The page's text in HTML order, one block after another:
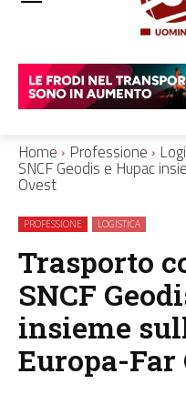
Home Professione
SNCF Geodis e Hupac
Ovest
PROFESSIONE LOGISTICA
Trasporto
SNCF
insieme
Europa-Far